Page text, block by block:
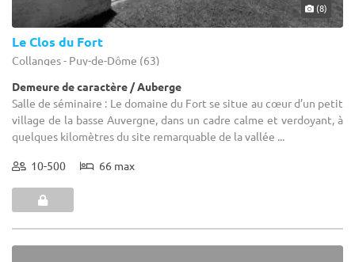
(8)
Le Clos du Fort
Collanges - Puy-de-Dôme (63)
Demeure de caractère / Auberge
Salle de séminaire : Le domaine du Fort se situe au cœur d’un petit
village de la basse Auvergne, dans un cadre calme et verdoyant, à
quelques kilomètres du site remarquable de la vallée ...
10-500 66 max